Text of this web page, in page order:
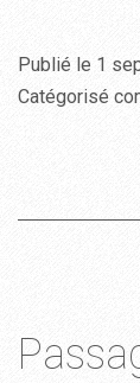
Publié le 1
Catégorisé